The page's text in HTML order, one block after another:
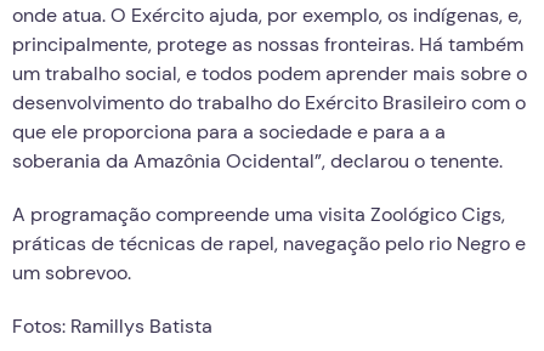
onde atua. O Exército ajuda, por exemplo, os indígenas, e,
principalmente, protege as nossas fronteiras. Há também
um trabalho social, e todos podem aprender mais sobre o
desenvolvimento do trabalho do Exército Brasileiro com o
que ele proporciona para a sociedade e para a a
soberania da Amazônia Ocidental”, declarou o tenente.
A programação compreende uma visita Zoológico Cigs,
práticas de técnicas de rapel, navegação pelo rio Negro e
um sobrevoo.
Fotos: Ramillys Batista